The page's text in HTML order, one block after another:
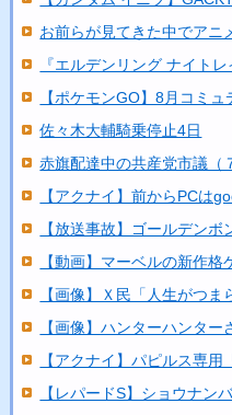
お前らが見てきた中でアニ
『エルデンリング ナイト
【ポケモンGO】8月コミ
佐々木大輔騎乗停止4日
赤旗配達中の共産党市議（
【アクナイ】前からPCは
【放送事故】ゴールデン
【動画】マーベルの新作
【画像】Ｘ民「人生がつ
【画像】ハンターハンタ
【アクナイ】パピルス専
【レパードS】ショウナン